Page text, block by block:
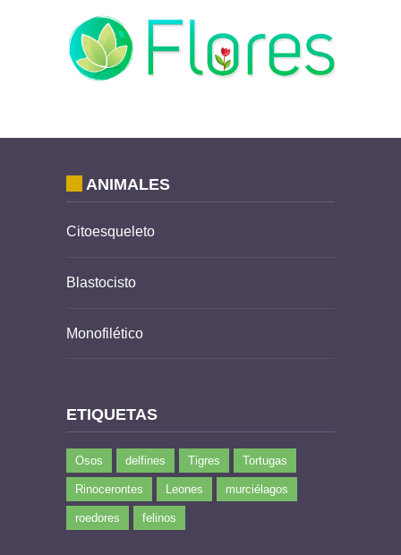
ANIMALES
Citoesqueleto
Blastocisto
Monofilético
ETIQUETAS
Osos delfines Tigres Tortugas
Rinocerontes Leones murciélagos
roedores felinos